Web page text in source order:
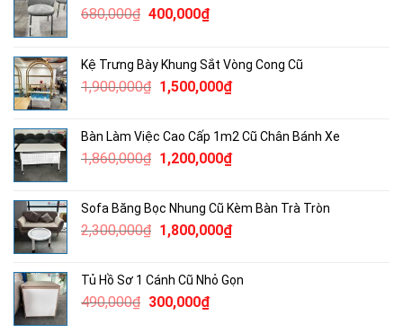
680,000₫ Giá
680,000₫.
400,000₫Giá
là:
400,000₫.
Kệ Trưng Bày Khung Sắt Vòng Cong Cũ
1,900,000₫ Giá
1,900,000₫.
1,500,000₫Giá
là:
1,500,000₫.
Bàn Làm Việc Cao Cấp 1m2 Cũ Chân Bánh Xe
1,860,000₫ Giá
1,860,000₫.
1,200,000₫Giá
là:
1,200,000₫.
Sofa Băng Bọc Nhung Cũ Kèm Bàn Trà Tròn
2,300,000₫ Giá
2,300,000₫.
1,800,000₫Giá
là:
Tủ Hồ Sơ 1 Cánh Cũ Nhỏ Gọn
490,000₫ Giá
300,000₫Giá